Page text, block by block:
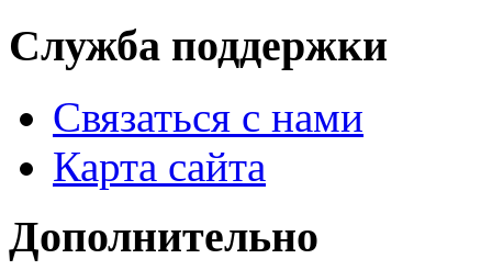
Служба поддержки
Связаться с нами
Карта сайта
Дополнительно